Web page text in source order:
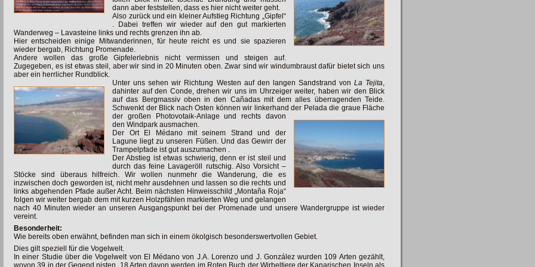
dann aber feststellen, dass es hier nicht weiter geht.
Also zurück und ein kleiner Aufstieg Richtung „Gipfel“
. Dabei treffen wir wieder auf den gut markierten
Wanderweg – Lavasteine links und rechts grenzen ihn ab.
Hier entscheiden einige Mitwanderinnen, für heute reicht es und sie spazieren
wieder bergab, Richtung Promenade.
Andere wollen das große Gipfelerlebnis nicht vermissen und steigen auf.
Zugegeben, es ist etwas steil, aber wir sind in 20 Minuten oben. Zwar sind wir windumbraust dafür bietet sich uns
aber ein herrlicher Rundblick.
Unter uns sehen wir Richtung Westen auf den langen Sandstrand von La Tejita
dahinter auf den Conde, drehen wir uns im Uhrzeiger weiter, haben wir den Blick
auf das Bergmassiv oben in den Cañadas mit dem alles überragenden Teide.
Schwenkt der Blick nach Osten können wir linkerhand der Pelada die graue Fläche
der großen Photovotaik-Anlage und rechts davon
den Windpark ausmachen.
Der Ort El Médano mit seinem Strand und der
Lagune liegt zu unseren Füßen. Und das Gewirr der
Trampelpfade ist gut auszumachen .
Der Abstieg ist etwas schwierig, denn er ist steil und
durch das feine Lavageröll rutschig. Also Vorsicht –
Stöcke sind überaus hilfreich. Wir wollen nunmehr die Wanderung, die es
inzwischen doch geworden ist, nicht mehr ausdehnen und lassen so die rechts und
links abgehenden Pfade außer Acht. Beim nächsten Hinweisschild „Montaña Roja“
folgen wir weiter bergab dem mit kurzen Holzpfählen markierten Weg und gelangen
nach 40 Minuten wieder an unseren Ausgangspunkt bei der Promenade und unsere Wandergruppe ist wieder
vereint.
Besonderheit:
Wie bereits oben erwähnt, befinden man sich in einem ökolgisch besonderswertvollen Gebiet.
Dies gilt speziell für die Vogelwelt.
In einer Studie über die Vogelwelt von El Médano von J.A. Lorenzo und J. González wurden 109 Arten gezählt,
wovon 39 in der Gegend nisten. 18 Arten davon werden im Roten Buch der Wirbeltiere der Kanarischen Inseln als